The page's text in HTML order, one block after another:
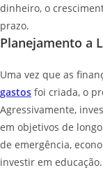
dinheiro, o
prazo.
Planejamento a
Uma vez que as
gastos foi criada, o
Agressivamente,
em objetivos de
de emergência,
investir em